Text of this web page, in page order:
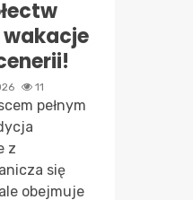
wakacje
11
pełnym
z
się
obejmuje